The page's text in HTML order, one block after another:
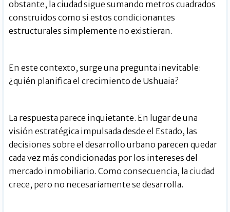
obstante, la ciudad sigue sumando metros cuadrados
construidos como si estos condicionantes
estructurales simplemente no existieran.
En este contexto, surge una pregunta inevitable:
¿quién planifica el crecimiento de Ushuaia?
La respuesta parece inquietante. En lugar de una
visión estratégica impulsada desde el Estado, las
decisiones sobre el desarrollo urbano parecen quedar
cada vez más condicionadas por los intereses del
mercado inmobiliario. Como consecuencia, la ciudad
crece, pero no necesariamente se desarrolla.